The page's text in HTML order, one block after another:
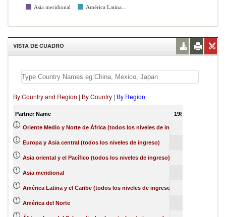
Asia meridional
América Latina...
VISTA DE CUADRO
By Country and Region | By Country | By Region
Partner Name 1988
Oriente Medio y Norte de África (todos los niveles de ingreso)
Europa y Asia central (todos los niveles de ingreso)
Asia oriental y el Pacífico (todos los niveles de ingreso)
Asia meridional
América Latina y el Caribe (todos los niveles de ingreso)
América del Norte